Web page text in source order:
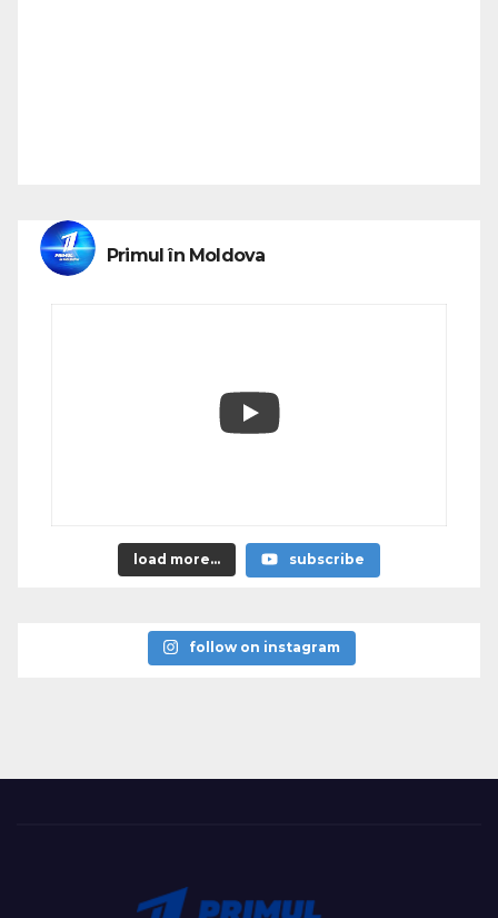
Primul în Moldova
load more... subscribe
follow on instagram